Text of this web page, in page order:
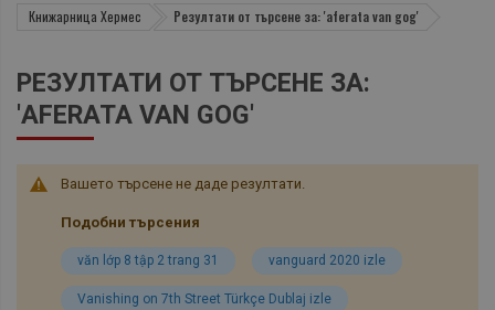
Книжарница Хермес Резултати от търсене за: 'aferata van gog'
РЕЗУЛТАТИ ОТ ТЪРСЕНЕ ЗА:
'AFERATA VAN GOG'
Вашето търсене не даде резултати.
Подобни търсения
văn lớp 8 tập 2 trang 31 vanguard 2020 izle
Vanishing on 7th Street Türkçe Dublaj izle